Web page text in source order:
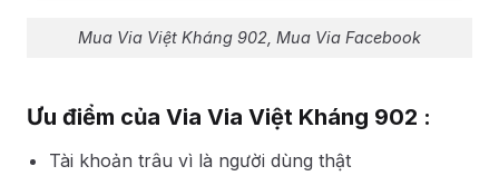
Mua Via Việt Kháng 902, Mua Via Facebook
Ưu điểm của Via Via Việt Kháng 902 :
Tài khoản trâu vì là người dùng thật